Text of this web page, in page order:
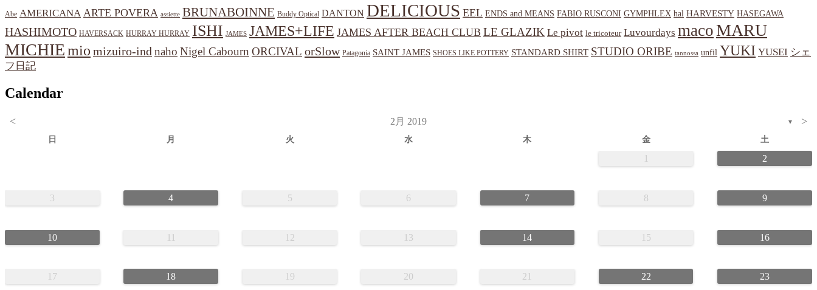
Abe AMERICANA ARTE POVERA assiette BRUNABOINNE Buddy Optical DANTON DELICIOUS EEL ENDS and MEANS FABIO RUSCONI GYMPHLEX hal HARVESTY HASEGAWA
HASHIMOTO HAVERSACK HURRAY HURRAY ISHI JAMES JAMES+LIFE JAMES AFTER BEACH CLUB LE GLAZIK Le pivot le tricoteur Luvourdays macoMARU
MICHIEmio mizuiro-ind naho Nigel Cabourn ORCIVAL orSlow Patagonia SAINT JAMES SHOES LIKE POTTERY STANDARD SHIRT STUDIO ORIBE tannossa unfil YUKI YUSEI シェ
フ日記
Calendar
< 2月 2019 ▼ >
日 月 火 水 木 金 土
1 2
3 4 5 6 7 8 9
10 11 12 13 14 15 16
17 18 19 20 21 22 23